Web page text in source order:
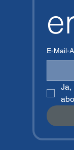
E-Mail-
Ja,